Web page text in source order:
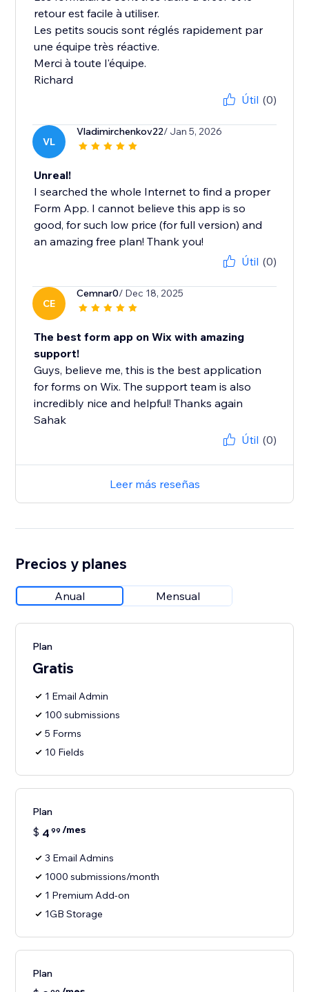
retour est facile à utiliser.
Les petits soucis sont réglés rapidement par
une équipe très réactive.
Merci à toute l'équipe.
Richard
Útil (0)
VL
Vladimirchenkov22/ Jan 5, 2026
Unreal!
I searched the whole Internet to find a proper
Form App. I cannot believe this app is so
good, for such low price (for full version) and
an amazing free plan! Thank you!
Útil (0)
CE
Cemnar0/ Dec 18, 2025
The best form app on Wix with amazing
support!
Guys, believe me, this is the best application
for forms on Wix. The support team is also
incredibly nice and helpful! Thanks again
Sahak
Útil (0)
Leer más reseñas
Precios y planes
Anual Mensual
Plan
Gratis
1 Email Admin
100 submissions
5 Forms
10 Fields
Plan
$ 4 99 /mes
3 Email Admins
1000 submissions/month
1 Premium Add-on
1GB Storage
Plan